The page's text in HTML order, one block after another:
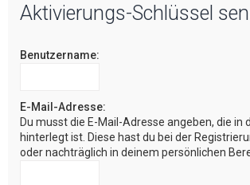
Aktivierungs-Schlüssel
Benutzername:
E-Mail-Adresse:
Du musst die E-Mail-Adresse angeben, die in
hinterlegt ist. Diese hast du bei der
oder nachträglich in deinem persönlichen